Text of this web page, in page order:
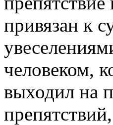
привязан к
человеком,
выходил на